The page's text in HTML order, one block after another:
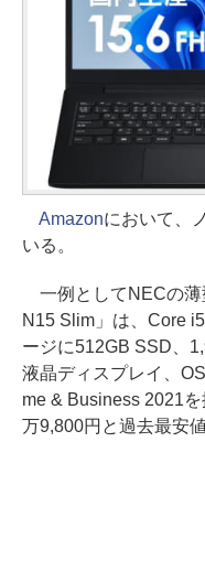
Amazonにおいて、
いる。
一例としてNECの薄
N15 Slim」は、Core
ージに512GB SSD、
液晶ディスプレイ、
me & Business 2021
万9,800円と過去最安